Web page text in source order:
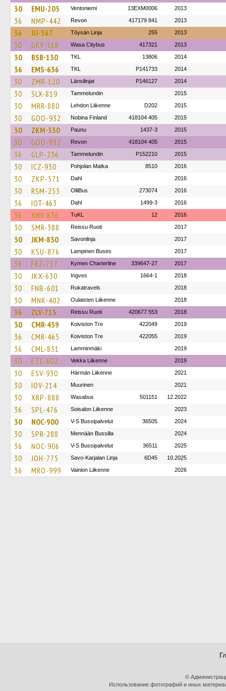
30 EMU-205 Ventoniemi 13EXM0006 2013
36 NMP-442 Revon 417179 841 2013
36 JIJ-367 Töysän Linja 255 2013
30 GKY-518 Wasa Citybus 417321 2013
30 BSB-130 TKL 13806 2014
36 EMS-636 TKL P141733 2014
30 ZMR-120 Länsilinjat P146127 2014
30 SLX-819 Tammelundin 2015
30 MRR-880 Lehdon Liikenne D202 2015
30 GOO-932 Nobina Finland 418104 405 2015
30 ZKM-330 Paunu 1437-3 2015
30 GOO-932 Revon 418104 405 2015
36 GLP-236 Tammelundin P152210 2015
30 ICZ-930 Pohjolan Matka 8510 2016
30 ZKP-571 Dahl 2016
30 RSM-253 OlliBus 273074 2016
36 IOT-463 Dahl 1499-3 2016
36 XNV-836 TuKL 12 2016
30 SMR-388 Reissu Ruoti 2017
30 JKM-830 Savonlinja 2017
30 KSU-876 Lampinen Buses 2017
36 FRZ-757 Kymen Charterline 339647-27 2017
30 JKX-630 Ingves 1664-1 2018
30 FNB-601 Rukatravels 2018
30 MNK-402 Oulaisten Liikenne 2018
36 ZLV-715 Reissu Ruoti 420677 553 2018
30 CMR-459 Koiviston Tre 422049 2019
36 CMR-465 Koiviston Tre 422055 2019
36 CML-851 Lamminmäki 2019
30 ETC-602 Vekka Liikenne 2019
30 ESV-930 Härmän Liikenne 2021
30 IOV-214 Muurinen 2021
30 XRP-888 Wasabus 501151 12.2022
36 SPL-476 Soisalon Liikenne 2023
30 NOC-900 V-S Bussipalvelut 36505 2024
30 SPR-288 Mennään Bussilla 2024
36 NOC-906 V-S Bussipalvelut 36511 2025
30 JOH-775 Savo-Karjalan Linja 6D45 10.2025
36 MRO-999 Vainion Liikenne 2026
©
Использование фотографий и иных